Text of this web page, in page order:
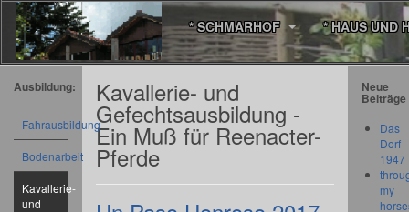
* SCHMARHOF * HAUS UND
Kavallerie- und
Gefechtsausbildung -
Ein Muß für Reenacter-
Pferde
Ausbildung:
Fahrausbildung
Bodenarbeit
Kavallerie-
und
Neue
Beiträge
Das
Dorf
1947
my